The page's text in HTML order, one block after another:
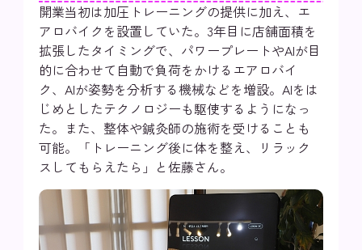
開業当初は加圧トレーニングの提供に加え、エ
アロバイクを設置していた。3年目に店舗面積を
拡張したタイミングで、パワープレートやAIが目
的に合わせて自動で負荷をかけるエアロバイ
ク、AIが姿勢を分析する機械などを増設。AIをは
じめとしたテクノロジーも駆使するようになっ
た。また、整体や鍼灸師の施術を受けることも
可能。「トレーニング後に体を整え、リラック
スしてもらえたら」と佐藤さん。